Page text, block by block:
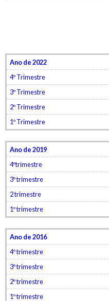
Ano de 2022
4º Trimestre
3º Trimestre
2º Trimestre
1º Trimestre
Ano de 2019
4ºtrimestre
3º trimestre
2 trimestre
1º trimestre
Ano de 2016
4º trimestre
3º trimestre
2º trimestre
1º trimestre